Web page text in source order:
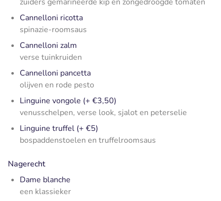
Cannelloni ricotta
spinazie-roomsaus
Cannelloni zalm
verse tuinkruiden
Cannelloni pancetta
olijven en rode pesto
Linguine vongole (+ €3,50)
venusschelpen, verse look, sjalot en peterselie
Linguine truffel (+ €5)
bospaddenstoelen en truffelroomsaus
Nagerecht
Dame blanche
een klassieker